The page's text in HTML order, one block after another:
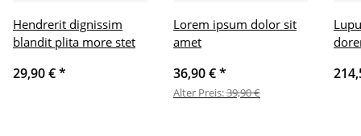
Hendrerit dignissim
blandit plita more stet
29,90 €*
Lorem ipsum dolor sit
amet
36,90 €*
Alter Preis:39,90 €